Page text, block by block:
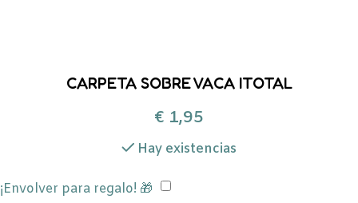
CARPETA SOBRE VACA ITOTAL
€ 1,95
Hay existencias
¡Envolver para regalo! 🎁